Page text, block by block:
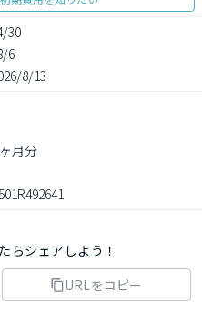
30
6
8/13
月分
らシェアしよう！
URLをコピー